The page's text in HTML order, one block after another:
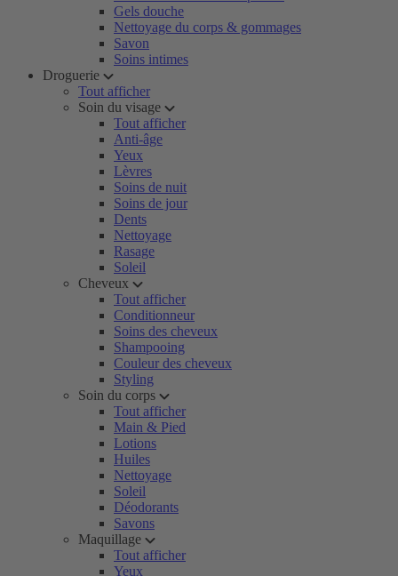
Gels douche
Nettoyage du corps & gommages
Savon
Soins intimes
Droguerie
Tout afficher
Soin du visage
Tout afficher
Anti-âge
Yeux
Lèvres
Soins de nuit
Soins de jour
Dents
Nettoyage
Rasage
Soleil
Cheveux
Tout afficher
Conditionneur
Soins des cheveux
Shampooing
Couleur des cheveux
Styling
Soin du corps
Tout afficher
Main & Pied
Lotions
Huiles
Nettoyage
Soleil
Déodorants
Savons
Maquillage
Tout afficher
Yeux